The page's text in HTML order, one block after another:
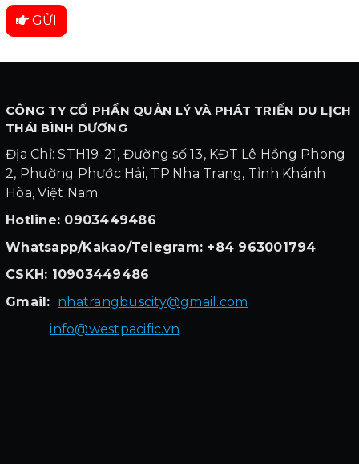
GỬI
CÔNG TY CỔ PHẦN QUẢN LÝ VÀ PHÁT TRIỂN DU LỊCH
THÁI BÌNH DƯƠNG
Địa Chỉ: STH19-21, Đường số 13, KĐT Lê Hồng Phong
2, Phường Phước Hải, TP.Nha Trang, Tỉnh Khánh
Hòa, Việt Nam
Hotline: 0903449486
Whatsapp/Kakao/Telegram: +84 963001794
CSKH: 10903449486
Gmail: nhatrangbuscity@gmail.com
info@westpacific.vn